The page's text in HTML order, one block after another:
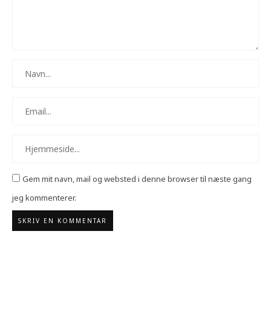
Gem mit navn, mail og websted i denne browser til næste gang
jeg kommenterer.